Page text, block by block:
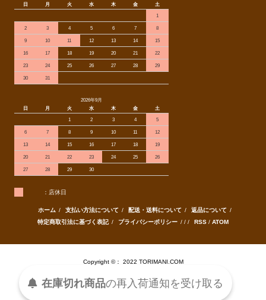
日
月 火 水 木 金
土
1
2 3 4 5 6 7 8
9 10 11 12 13 14 15
16 17 18 19 20 21 22
23 24 25 26 27 28 29
30 31
2026年9月
日
月 火 水 木 金
土
1
2 3 4 5
6 7 8 9 10 11 12
13 14 15 16 17 18 19
20 21 22 23 24 25 26
27 28 29 30
：店休日
ホーム / 支払い方法について / 配送・送料について / 返品について /
特定商取引法に基づく表記 / プライバシーポリシー / / / RSS / ATOM
Copyright ©： 2022 TORIMANI.COM
Powered by
在庫切れ商品の再入荷通知を受け取る